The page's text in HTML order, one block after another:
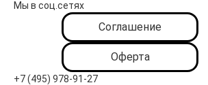
Мы в соц.сетях
Соглашение
Оферта
+7 (495) 978-91-27